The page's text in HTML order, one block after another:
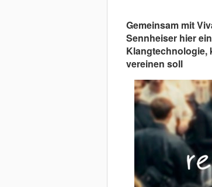
Gemeinsam mit
Sennheiser hier
Klangtechnologie,
vereinen soll